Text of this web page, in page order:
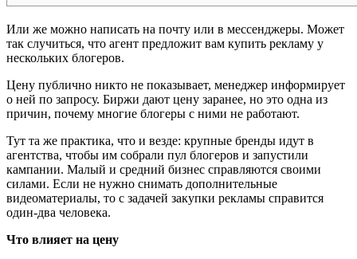
Или же можно написать на почту или в мессенджеры. Может
так случиться, что агент предложит вам купить рекламу у
нескольких блогеров.
Цену публично никто не показывает, менеджер информирует
о ней по запросу. Биржи дают цену заранее, но это одна из
причин, почему многие блогеры с ними не работают.
Тут та же практика, что и везде: крупные бренды идут в
агентства, чтобы им собрали пул блогеров и запустили
кампании. Малый и средний бизнес справляются своими
силами. Если не нужно снимать дополнительные
видеоматериалы, то с задачей закупки рекламы справится
один-два человека.
Что влияет на цену